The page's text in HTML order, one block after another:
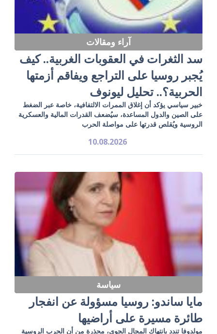
آراء ومقالات
سد الثغرات في العقوبات الغربية.. كيف
يُجبر روسيا على التراجع ويفاقم أزمتها
الحربية؟.. تحليل ليونوف
خبير سياسي يؤكد أن إغلاق الممرات الالتفافية، خاصة عبر الضغط
على الصين والدول المساعدة، سيُضعف القدرات المالية والعسكرية
الروسية ويُقلص قدرتها على مواصلة الحرب
10.08.2026
سياسة
مايا ساندو: روسيا مسؤولة عن انفجار
طائرة مسيرة على أراضيها
مولدوفا تندد بانتهاك المجال الجوي، محذرة من أن الحرب الروسية